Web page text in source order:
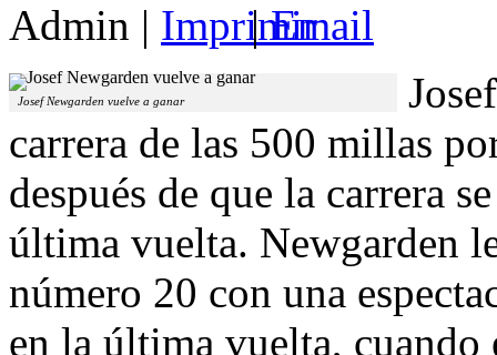
Admin | |
Josef Newgarden vuelve a ganar
carrera de las 500 millas
después de que la carrera
última vuelta. Newgarden
número 20 con una
en la última vuelta, cuando